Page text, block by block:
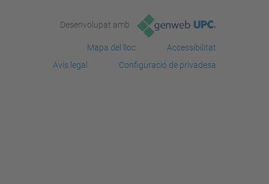
Desenvolupat amb
Mapa del lloc
Accessibilitat
Avís legal
Configuració de privadesa